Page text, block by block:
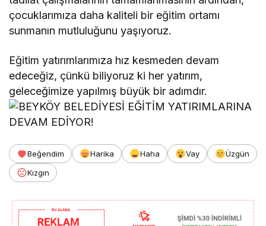
çocuklarımıza daha kaliteli bir eğitim ortamı
sunmanın mutluluğunu yaşıyoruz.
Eğitim yatırımlarımıza hız kesmeden devam
edeceğiz, çünkü biliyoruz ki her yatırım,
geleceğimize yapılmış büyük bir adımdır.
Beğendim Harika Haha Vay
Üzgün
Kızgın